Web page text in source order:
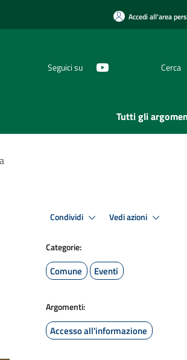
Accedi all'area
Seguici su Cerca
Tutti gli
Condividi Vedi azioni
Categorie:
Comune Eventi
Argomenti:
Accesso all'informazione